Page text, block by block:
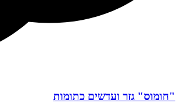
"חומוס" גזר ועדשים כתומות